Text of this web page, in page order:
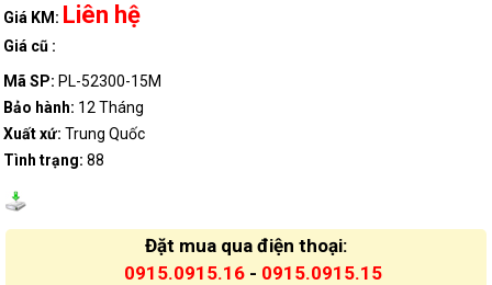
Giá KM: Liên hệ
Giá cũ :
Mã SP: PL-52300-15M
Bảo hành: 12 Tháng
Xuất xứ: Trung Quốc
Tình trạng: 88
Đặt mua qua điện thoại:
0915.0915.16 - 0915.0915.15